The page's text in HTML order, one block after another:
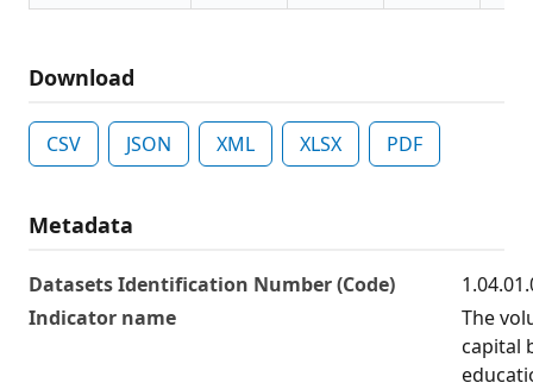
Download
CSV JSON XML XLSX PDF
Metadata
Datasets Identification Number (Code)
Indicator name
The
capital